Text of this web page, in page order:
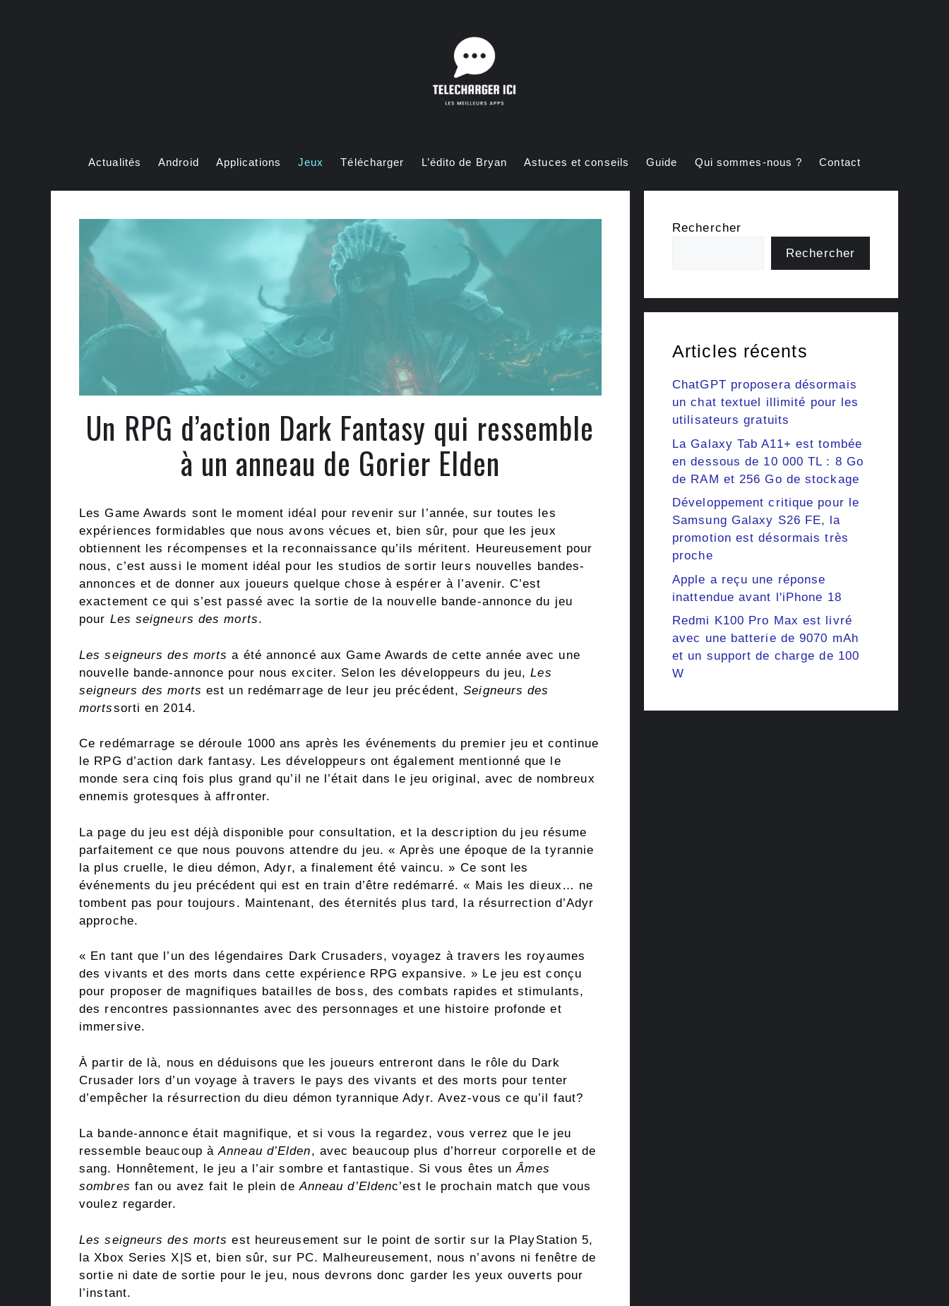
Actualités Android Applications Jeux Télécharger L’édito de Bryan Astuces et conseils Guide Qui sommes-nous ? Contact
Un RPG d’action Dark Fantasy qui ressemble
à un anneau de Gorier Elden
Les Game Awards sont le moment idéal pour revenir sur l’année, sur toutes les
expériences formidables que nous avons vécues et, bien sûr, pour que les jeux
obtiennent les récompenses et la reconnaissance qu’ils méritent. Heureusement pour
nous, c’est aussi le moment idéal pour les studios de sortir leurs nouvelles bandes-
annonces et de donner aux joueurs quelque chose à espérer à l’avenir. C’est
exactement ce qui s’est passé avec la sortie de la nouvelle bande-annonce du jeu
pour Les seigneurs des morts.
Les seigneurs des morts a été annoncé aux Game Awards de cette année avec une
nouvelle bande-annonce pour nous exciter. Selon les développeurs du jeu,Les
seigneurs des morts est un redémarrage de leur jeu précédent,Seigneurs des
mortssorti en 2014.
Ce redémarrage se déroule 1000 ans après les événements du premier jeu et continue
le RPG d’action dark fantasy. Les développeurs ont également mentionné que le
monde sera cinq fois plus grand qu’il ne l’était dans le jeu original, avec de nombreux
ennemis grotesques à affronter.
La page du jeu est déjà disponible pour consultation, et la description du jeu résume
parfaitement ce que nous pouvons attendre du jeu. « Après une époque de la tyrannie
la plus cruelle, le dieu démon, Adyr, a finalement été vaincu. » Ce sont les
événements du jeu précédent qui est en train d’être redémarré. « Mais les dieux… ne
tombent pas pour toujours. Maintenant, des éternités plus tard, la résurrection d’Adyr
approche.
« En tant que l’un des légendaires Dark Crusaders, voyagez à travers les royaumes
des vivants et des morts dans cette expérience RPG expansive. » Le jeu est conçu
pour proposer de magnifiques batailles de boss, des combats rapides et stimulants,
des rencontres passionnantes avec des personnages et une histoire profonde et
immersive.
À partir de là, nous en déduisons que les joueurs entreront dans le rôle du Dark
Crusader lors d’un voyage à travers le pays des vivants et des morts pour tenter
d’empêcher la résurrection du dieu démon tyrannique Adyr. Avez-vous ce qu’il faut?
La bande-annonce était magnifique, et si vous la regardez, vous verrez que le jeu
ressemble beaucoup àAnneau d’Elden, avec beaucoup plus d’horreur corporelle et de
sang. Honnêtement, le jeu a l’air sombre et fantastique. Si vous êtes unÂmes
sombres fan ou avez fait le plein deAnneau d’Eldenc’est le prochain match que vous
voulez regarder.
Les seigneurs des morts est heureusement sur le point de sortir sur la PlayStation 5,
la Xbox Series X|S et, bien sûr, sur PC. Malheureusement, nous n’avons ni fenêtre de
sortie ni date de sortie pour le jeu, nous devrons donc garder les yeux ouverts pour
l’instant.
Rechercher
Rechercher
Articles récents
ChatGPT proposera désormais
un chat textuel illimité pour les
utilisateurs gratuits
La Galaxy Tab A11+ est tombée
en dessous de 10 000 TL : 8 Go
de RAM et 256 Go de stockage
Développement critique pour le
Samsung Galaxy S26 FE, la
promotion est désormais très
proche
Apple a reçu une réponse
inattendue avant l'iPhone 18
Redmi K100 Pro Max est livré
avec une batterie de 9070 mAh
et un support de charge de 100
W